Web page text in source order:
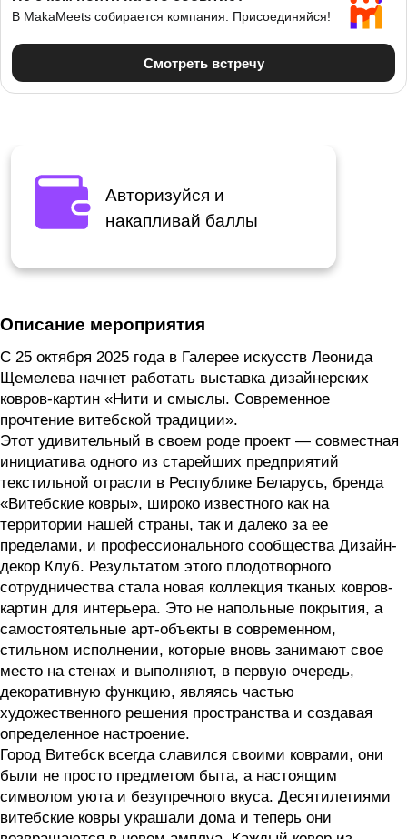
Авторизуйся и
накапливай баллы
Описание мероприятия
С 25 октября 2025 года в Галерее искусств Леонида
Щемелева начнет работать выставка дизайнерских
ковров-картин «Нити и смыслы. Современное
прочтение витебской традиции».
Этот удивительный в своем роде проект — совместная
инициатива одного из старейших предприятий
текстильной отрасли в Республике Беларусь, бренда
«Витебские ковры», широко известного как на
территории нашей страны, так и далеко за ее
пределами, и профессионального сообщества Дизайн-
декор Клуб. Результатом этого плодотворного
сотрудничества стала новая коллекция тканых ковров-
картин для интерьера. Это не напольные покрытия, а
самостоятельные арт-объекты в современном,
стильном исполнении, которые вновь занимают свое
место на стенах и выполняют, в первую очередь,
декоративную функцию, являясь частью
художественного решения пространства и создавая
определенное настроение.
Город Витебск всегда славился своими коврами, они
были не просто предметом быта, а настоящим
символом уюта и безупречного вкуса. Десятилетиями
витебские ковры украшали дома и теперь они